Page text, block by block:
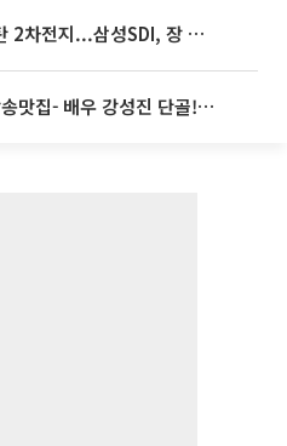
[특징주] 반도체 온기 탄 2차전지...삼성SDI, 장 초반 7% 넘게 껑충
'2TV 생생정보' 오늘방송맛집- 배우 강성진 단골! 쌀국수ㆍ푸팟퐁 커리 맛집 '블○○○'